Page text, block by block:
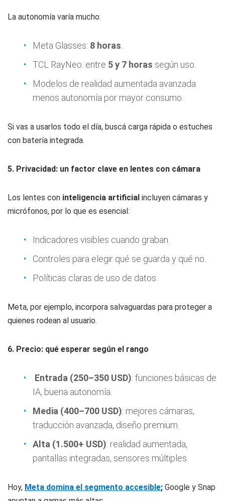
La autonomía varía mucho:
Meta Glasses: 8 horas
TCL RayNeo: entre 5 y 7 horas según uso.
Modelos de realidad aumentada avanzada:
menos autonomía por mayor consumo.
Si vas a usarlos todo el día, buscá carga rápida o estuches
con batería integrada.
5. Privacidad: un factor clave en lentes con cámara
Los lentes con inteligencia artificial incluyen cámaras y
micrófonos, por lo que es esencial:
Indicadores visibles cuando graban.
Controles para elegir qué se guarda y qué no.
Políticas claras de uso de datos.
Meta, por ejemplo, incorpora salvaguardas para proteger a
quienes rodean al usuario.
6. Precio: qué esperar según el rango
Entrada (250–350 USD): funciones básicas de
IA, buena autonomía.
Media (400–700 USD): mejores cámaras,
traducción avanzada, diseño premium.
Alta (1.500+ USD): realidad aumentada,
pantallas integradas, sensores múltiples.
Hoy, Meta domina el segmento accesible; Google y Snap